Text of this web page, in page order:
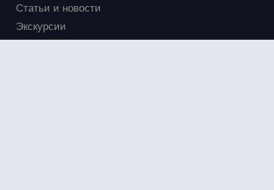
Статьи и новости
Экскурсии
Акции